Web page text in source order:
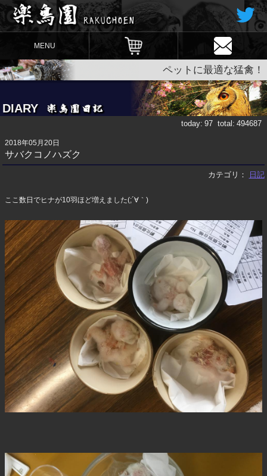
MENU
ペットに最適な猛禽！
DIARY
today: 97 total: 494687
2018年05月20日
サバクコノハズク
カテゴリ： 日記
ここ数日でヒナが10羽ほど増えました(;´∀｀)